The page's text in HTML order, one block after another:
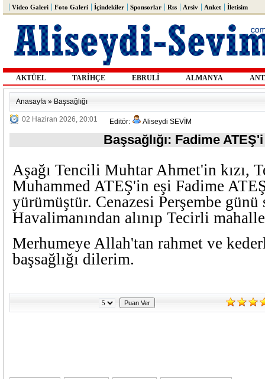
Video Galeri Foto Galeri İçindekiler Sponsorlar Rss Arsiv Anket İletisim
AKTÜEL TARİHÇE EBRULİ ALMANYA
Anasayfa » Başsağlığı
02 Haziran 2026, 20:01 Editör: Aliseydi SEVİM
Başsağlığı: Fadime
Aşağı Tencili Muhtar Ahmet'in kızı,
Muhammed ATEŞ'in eşi Fadime
yürümüştür. Cenazesi Perşembe günü
Havalimanından alınıp Tecirli
Merhumeye Allah'tan rahmet ve
başsağlığı dilerim.